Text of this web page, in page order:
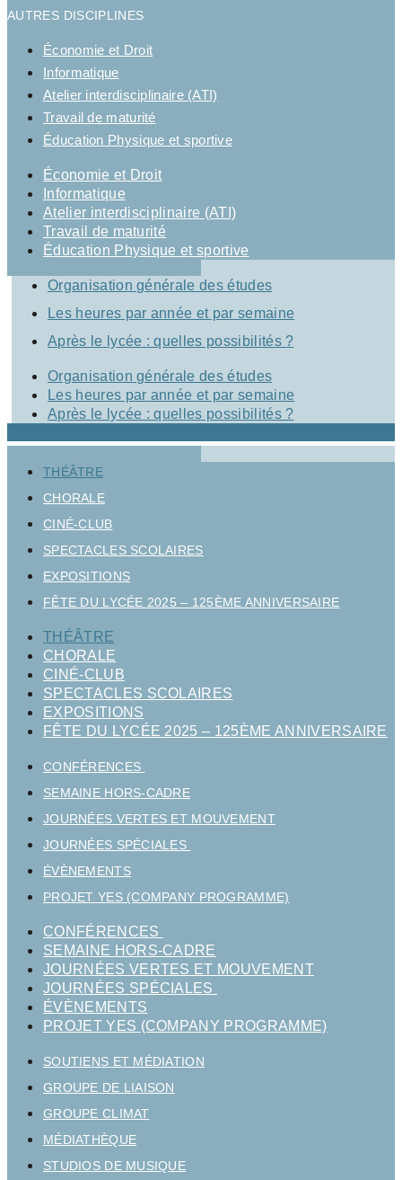
AUTRES DISCIPLINES
Économie et Droit
Informatique
Atelier interdisciplinaire (ATI)
Travail de maturité
Éducation Physique et sportive
Économie et Droit
Informatique
Atelier interdisciplinaire (ATI)
Travail de maturité
Éducation Physique et sportive
Organisation générale des études
Les heures par année et par semaine
Après le lycée : quelles possibilités ?
Organisation générale des études
Les heures par année et par semaine
Après le lycée : quelles possibilités ?
THÉÂTRE
CHORALE
CINÉ-CLUB
SPECTACLES SCOLAIRES
EXPOSITIONS
FÊTE DU LYCÉE 2025 – 125ÈME ANNIVERSAIRE
THÉÂTRE
CHORALE
CINÉ-CLUB
SPECTACLES SCOLAIRES
EXPOSITIONS
FÊTE DU LYCÉE 2025 – 125ÈME ANNIVERSAIRE
CONFÉRENCES
SEMAINE HORS-CADRE
JOURNÉES VERTES ET MOUVEMENT
JOURNÉES SPÉCIALES
ÉVÈNEMENTS
PROJET YES (COMPANY PROGRAMME)
CONFÉRENCES
SEMAINE HORS-CADRE
JOURNÉES VERTES ET MOUVEMENT
JOURNÉES SPÉCIALES
ÉVÈNEMENTS
PROJET YES (COMPANY PROGRAMME)
SOUTIENS ET MÉDIATION
GROUPE DE LIAISON
GROUPE CLIMAT
MÉDIATHÈQUE
STUDIOS DE MUSIQUE